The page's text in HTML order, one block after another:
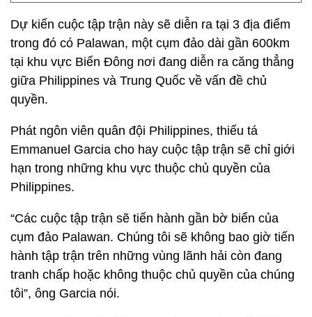
Dự kiến cuộc tập trận này sẽ diễn ra tại 3 địa điểm
trong đó có Palawan, một cụm đảo dài gần 600km
tại khu vực Biển Đông nơi đang diễn ra căng thẳng
giữa Philippines và Trung Quốc về vấn đề chủ
quyền.
Phát ngôn viên quân đội Philippines, thiếu tá
Emmanuel Garcia cho hay cuộc tập trận sẽ chỉ giới
hạn trong những khu vực thuộc chủ quyền của
Philippines.
“Các cuộc tập trận sẽ tiến hành gần bờ biển của
cụm đảo Palawan. Chúng tôi sẽ không bao giờ tiến
hành tập trận trên những vùng lãnh hải còn đang
tranh chấp hoặc không thuộc chủ quyền của chúng
tôi”, ông Garcia nói.